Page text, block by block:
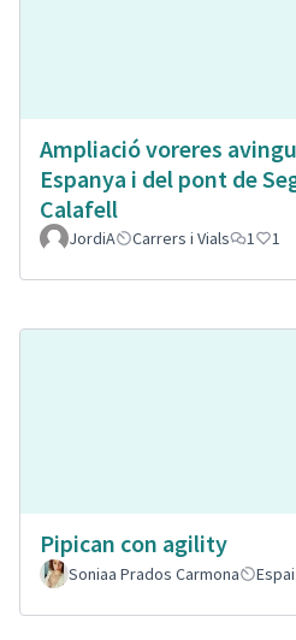
Ampliació voreres
Espanya i del pont de
Calafell
JordiA Carrers i Vials 1 1
Pipican con agility
Soniaa Prados Carmona